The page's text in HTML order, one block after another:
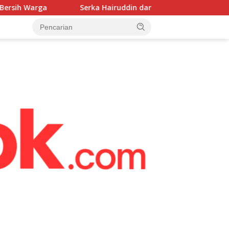
Hairuddin dampingi warga percepat pembangunan